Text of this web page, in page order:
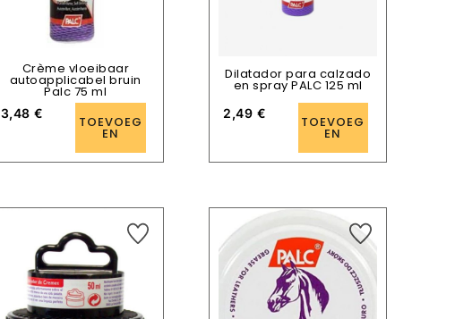
Crème vloeibaar
autoapplicabel bruin
Palc 75 ml
3,48€
TOEVOEG
EN
Dilatador para calzado
en spray PALC 125 ml
2,49 €
TOEVOEG
EN